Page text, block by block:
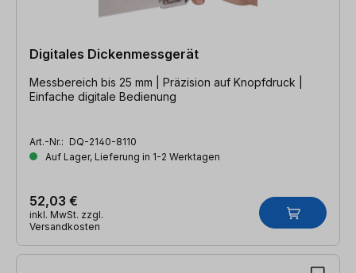
Digitales Dickenmessgerät
Messbereich bis 25 mm | Präzision auf Knopfdruck |
Einfache digitale Bedienung
Art.-Nr.: DQ-2140-8110
Auf Lager, Lieferung in 1-2 Werktagen
52,03 €
inkl. MwSt. zzgl.
Versandkosten